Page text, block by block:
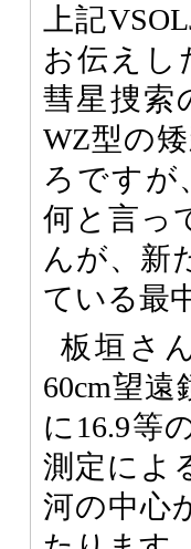
上記
お伝えし
彗星捜索
WZ型の
ろですが
何と言っ
んが、新
ている最
板垣さ
60cm望
に16.9等
測定によ
河の中心